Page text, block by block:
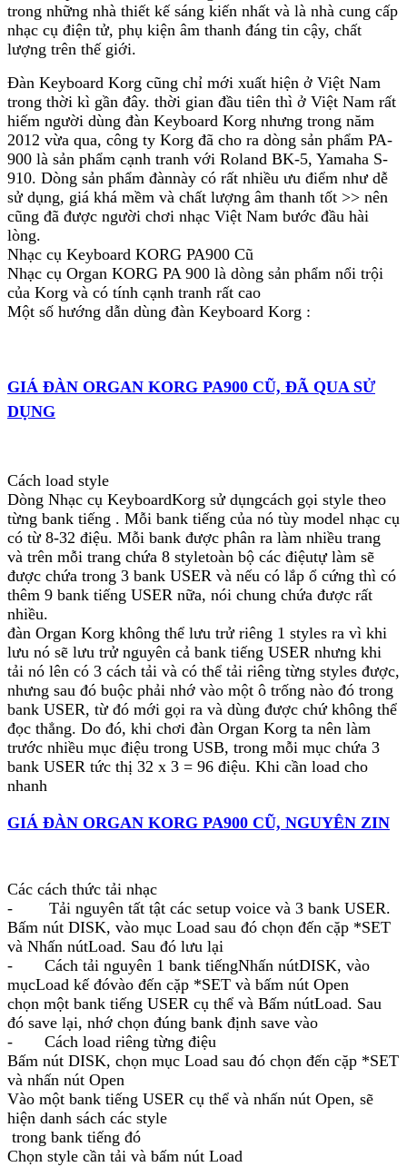
- Tải nguyên tất tật các setup voice và 3 bank
USER.
Bấm nút DISK, vào mục Load sau đó chọn đến cặp
- Cách tải nguyên 1 bank tiếngNhấn nútDISK,
vào mụcLoad kế đóvào đến cặp *SET và bấm nút
Open
chọn một bank tiếng USER cụ thể và Bấm nútLoad.
Sau đó save lại, nhớ chọn đúng bank định save vào
- Cách load riêng từng điệu
Bấm nút DISK, chọn mục Load sau đó chọn đến
cặp *SET và nhấn nút Open
Vào một bank tiếng USER cụ thể và nhấn nút
Open, sẽ hiện danh sách các style
trong bank tiếng đó
Chọn style cần tải và bấm nút Load
Chọn chỗ sẽ lưu điệu vào đàn, thường nó sẽ cho ra
bảng cho chọn vị trí ở 1 trong 3 bank USER
GIÁ ĐÀN ORGAN KORG PA900 CŨ,
NGUYÊN ZIN, GIÁ RẺ
Cách đổi đuôi điệu cho nhạc cụ organ korg
chỉ dẫn tạm cách chuyển styles của Yamaha sang
cho đàn Korg Pa800 bằng phiên bản Style Works
2000 Universal. mặc dầu là phiên bản cũ nhất
nhưng nhiều người đã dùng cảm thấy nó ít bị lỗi
nhất khi save lại. Những phiên bản Style Works
mới hơn rất hay gặp trường hợp khi save là tự thoát
luôn và mất hết hết thảy những thành quả đã làm
GIÁ ĐÀN ORGAN KORG PA900 CŨ, GIÁ RẺ
NHẤT TP HCM
trong những nhà thiết kế sáng kiến nhất và là nhà cung cấp
nhạc cụ điện tử, phụ kiện âm thanh đáng tin cậy, chất
lượng trên thế giới.
Đàn Keyboard Korg cũng chỉ mới xuất hiện ở Việt Nam
trong thời kì gần đây. thời gian đầu tiên thì ở Việt Nam rất
hiếm người dùng đàn Keyboard Korg nhưng trong năm
2012 vừa qua, công ty Korg đã cho ra dòng sản phẩm PA-
900 là sản phẩm cạnh tranh với Roland BK-5, Yamaha S-
910. Dòng sản phẩm đànnày có rất nhiều ưu điểm như dễ
sử dụng, giá khá mềm và chất lượng âm thanh tốt >> nên
cũng đã được người chơi nhạc Việt Nam bước đầu hài
lòng.
Nhạc cụ Keyboard KORG PA900 Cũ
Nhạc cụ Organ KORG PA 900 là dòng sản phẩm nổi trội
của Korg và có tính cạnh tranh rất cao
Một số hướng dẫn dùng đàn Keyboard Korg :
GIÁ ĐÀN ORGAN KORG PA900 CŨ, ĐÃ QUA SỬ
DỤNG
Cách load style
Dòng Nhạc cụ KeyboardKorg sử dụngcách gọi style theo
từng bank tiếng . Mỗi bank tiếng của nó tùy model nhạc cụ
có từ 8-32 điệu. Mỗi bank được phân ra làm nhiều trang
và trên mỗi trang chứa 8 styletoàn bộ các điệutự làm sẽ
được chứa trong 3 bank USER và nếu có lắp ổ cứng thì có
thêm 9 bank tiếng USER nữa, nói chung chứa được rất
nhiều.
đàn Organ Korg không thể lưu trử riêng 1 styles ra vì khi
lưu nó sẽ lưu trử nguyên cả bank tiếng USER nhưng khi
tải nó lên có 3 cách tải và có thể tải riêng từng styles được,
nhưng sau đó buộc phải nhớ vào một ô trống nào đó trong
bank USER, từ đó mới gọi ra và dùng được chứ không thể
đọc thẳng. Do đó, khi chơi đàn Organ Korg ta nên làm
trước nhiều mục điệu trong USB, trong mỗi mục chứa 3
bank USER tức thị 32 x 3 = 96 điệu. Khi cần load cho
nhanh
GIÁ ĐÀN ORGAN KORG PA900 CŨ, NGUYÊN ZIN
Các cách thức tải nhạc
- Tải nguyên tất tật các setup voice và 3 bank USER.
Bấm nút DISK, vào mục Load sau đó chọn đến cặp *SET
và Nhấn nútLoad. Sau đó lưu lại
- Cách tải nguyên 1 bank tiếngNhấn nútDISK, vào
mụcLoad kế đóvào đến cặp *SET và bấm nút Open
chọn một bank tiếng USER cụ thể và Bấm nútLoad. Sau
đó save lại, nhớ chọn đúng bank định save vào
- Cách load riêng từng điệu
Bấm nút DISK, chọn mục Load sau đó chọn đến cặp *SET
và nhấn nút Open
Vào một bank tiếng USER cụ thể và nhấn nút Open, sẽ
hiện danh sách các style
trong bank tiếng đó
Chọn style cần tải và bấm nút Load